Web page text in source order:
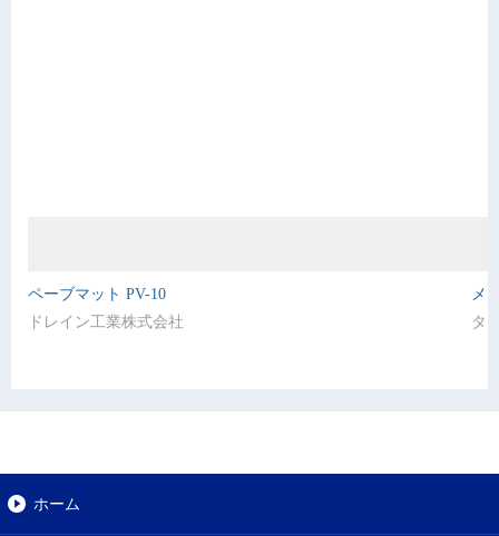
ペーブマット PV-10
ドレイン工業株式会社
メ
タ
ホーム